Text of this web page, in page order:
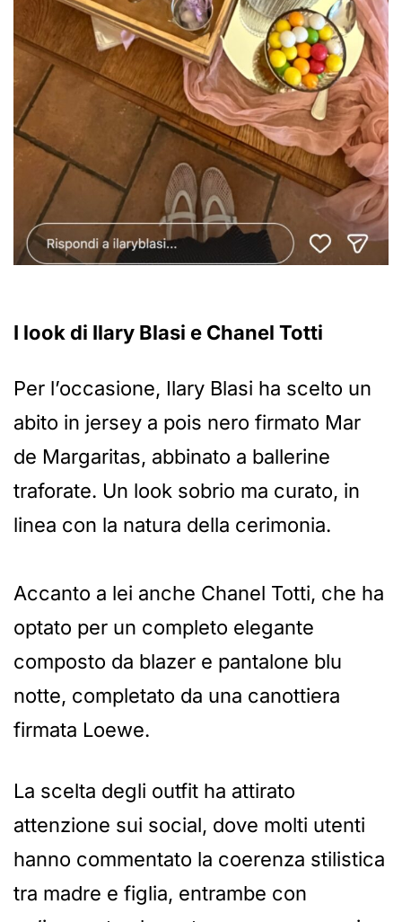
I look di Ilary Blasi e Chanel Totti
Per l’occasione, Ilary Blasi ha scelto un
abito in jersey a pois nero firmato Mar
de Margaritas, abbinato a ballerine
traforate. Un look sobrio ma curato, in
linea con la natura della cerimonia.
Accanto a lei anche Chanel Totti, che ha
optato per un completo elegante
composto da blazer e pantalone blu
notte, completato da una canottiera
firmata Loewe.
La scelta degli outfit ha attirato
attenzione sui social, dove molti utenti
hanno commentato la coerenza stilistica
tra madre e figlia, entrambe con